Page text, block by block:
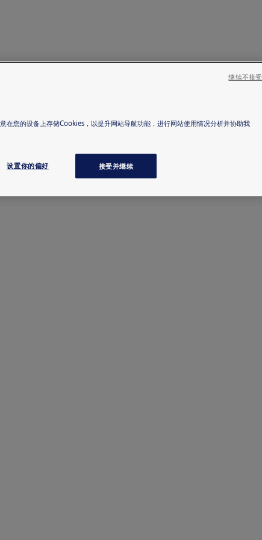
在您的设备上存储Cookies，以提升网站导航功能，进行网站使用情况分析并协助我
设置你的偏好 接受并继续
继续不接受